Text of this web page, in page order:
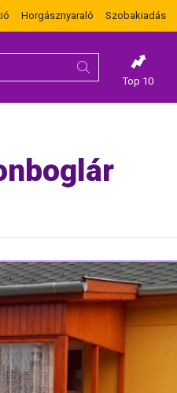
Horgásznyaraló Szobakiadás
Top 10